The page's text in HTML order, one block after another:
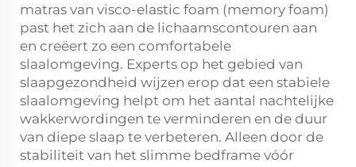
matras van visco-elastic foam (memory foam)
past het zich aan de lichaamscontouren aan
en creëert zo een comfortabele
slaalomgeving. Experts op het gebied van
slaapgezondheid wijzen erop dat een stabiele
slaalomgeving helpt om het aantal nachtelijke
wakkerwordingen te verminderen en de duur
van diepe slaap te verbeteren. Alleen door de
stabiliteit van het slimme bedframe vóór